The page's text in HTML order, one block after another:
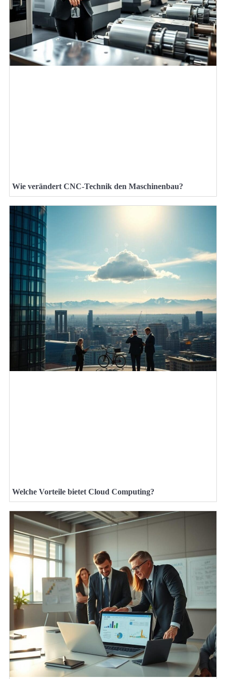
Wie verändert CNC-Technik den Maschinenbau?
Welche Vorteile bietet Cloud Computing?